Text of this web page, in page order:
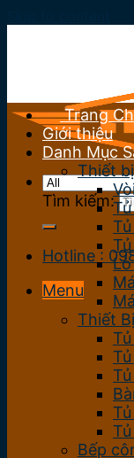
Tìm kiếm:
Hotline :
Menu
Trang
Giới thiệu
Danh Mục
Thiết
Thiết
Bếp